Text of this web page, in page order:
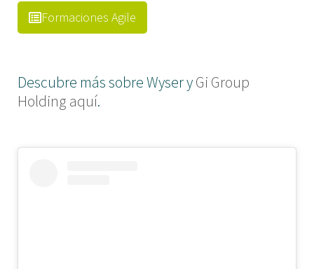
Formaciones Agile
Descubre más sobre Wyser yGi Group
Holding aquí.